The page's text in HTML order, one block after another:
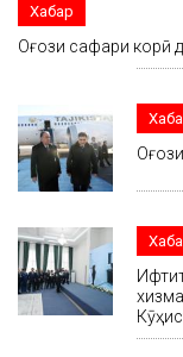
Хабар
Оғози сафари корӣ